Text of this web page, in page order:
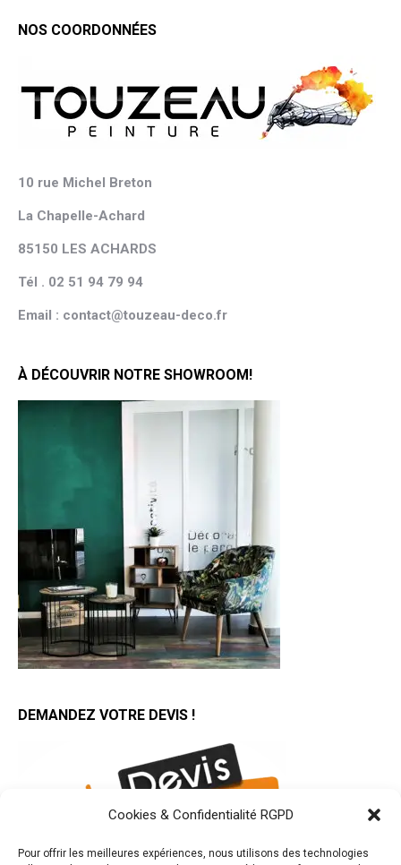
Cookies & Confidentialité RGPD
Pour offrir les meilleures expériences, nous utilisons des technologies
NOS COORDONNÉES
10 rue Michel Breton
La Chapelle-Achard
85150 LES ACHARDS
Tél . 02 51 94 79 94
Email : contact@touzeau-deco.fr
À DÉCOUVRIR NOTRE SHOWROOM!
DEMANDEZ VOTRE DEVIS !